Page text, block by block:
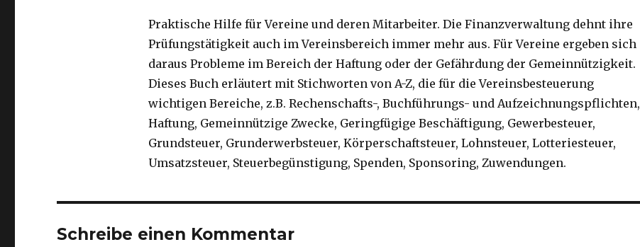
Praktische Hilfe für Vereine und deren Mitarbeiter. Die Finanzverwaltung dehnt ihre
Prüfungstätigkeit auch im Vereinsbereich immer mehr aus. Für Vereine ergeben sich
daraus Probleme im Bereich der Haftung oder der Gefährdung der Gemeinnützigkeit.
Dieses Buch erläutert mit Stichworten von A-Z, die für die Vereinsbesteuerung
wichtigen Bereiche, z.B. Rechenschafts-, Buchführungs- und Aufzeichnungspflichten,
Haftung, Gemeinnützige Zwecke, Geringfügige Beschäftigung, Gewerbesteuer,
Grundsteuer, Grunderwerbsteuer, Körperschaftsteuer, Lohnsteuer, Lotteriesteuer,
Umsatzsteuer, Steuerbegünstigung, Spenden, Sponsoring, Zuwendungen.
Schreibe einen Kommentar